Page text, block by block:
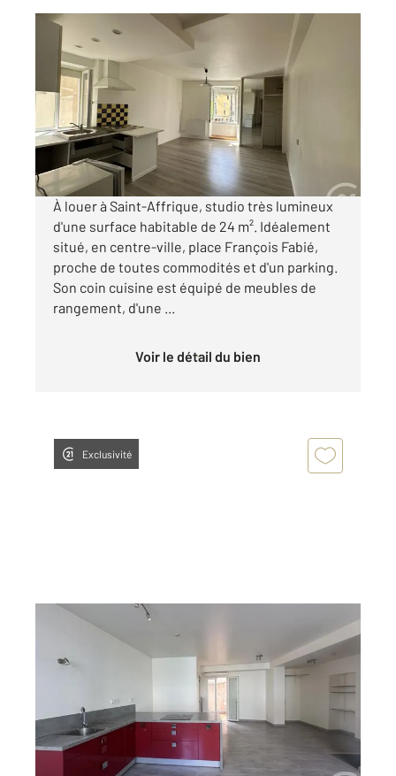
ST AFFRIQUE 12
25 m2
Ref : 7624
Appartement Studio à louer
299,44 €
par mois charges comprises
À louer à Saint-Affrique, studio très lumineux
d'une surface habitable de 24 m². Idéalement
situé, en centre-ville, place François Fabié,
proche de toutes commodités et d'un parking.
Son coin cuisine est équipé de meubles de
rangement, d'une ...
Voir le détail du bien
Exclusivité
ST AFFRIQUE 12
, 1 pièce
Ref : 7690
Appartement Studio à louer
395,04 €
par mois charges comprises